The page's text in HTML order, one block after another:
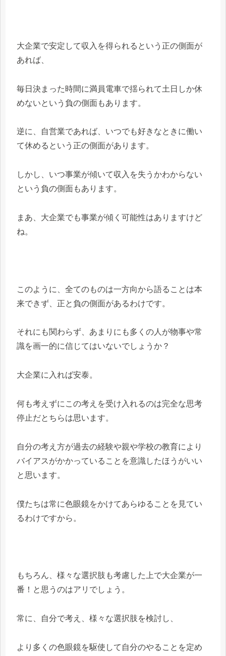
大企業で安定して収入を得られるという正の側面が
あれば、
毎日決まった時間に満員電車で揺られて土日しか休
めないという負の側面もあります。
逆に、自営業であれば、いつでも好きなときに働い
て休めるという正の側面があります。
しかし、いつ事業が傾いて収入を失うかわからない
という負の側面もあります。
まあ、大企業でも事業が傾く可能性はありますけど
ね。
このように、全てのものは一方向から語ることは本
来できず、正と負の側面があるわけです。
それにも関わらず、あまりにも多くの人が物事や常
識を画一的に信じてはいないでしょうか？
大企業に入れば安泰。
何も考えずにこの考えを受け入れるのは完全な思考
停止だとちらは思います。
自分の考え方が過去の経験や親や学校の教育により
バイアスがかかっていることを意識したほうがいい
と思います。
僕たちは常に色眼鏡をかけてあらゆることを見てい
るわけですから。
もちろん、様々な選択肢も考慮した上で大企業が一
番！と思うのはアリでしょう。
常に、自分で考え、様々な選択肢を検討し、
より多くの色眼鏡を駆使して自分のやることを定め